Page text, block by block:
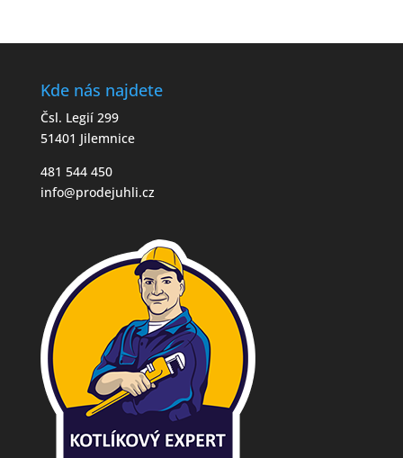
Kde nás najdete
Čsl. Legií 299
51401 Jilemnice
481 544 450
info@prodejuhli.cz